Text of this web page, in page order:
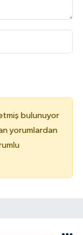
bulunuyor
yorumlardan